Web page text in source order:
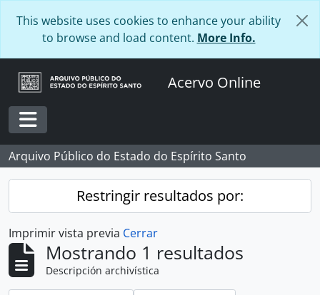
This website uses cookies to enhance your ability
to browse and load content. More Info.
Acervo Online
Toggle navigation
Arquivo Público do Estado do Espírito Santo
Restringir resultados por:
Imprimir vista previa Cerrar
Mostrando 1 resultados
Descripción archivística